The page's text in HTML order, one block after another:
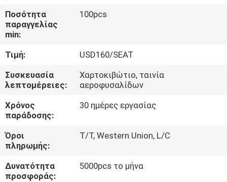
ΓΎΡΟΣ
ΕΡΓΟΣΤΑΣΊΩΝ
ΠΟΙΟΤΙΚΌΣ
ΈΛΕΓΧΟΣ
ΜΑΣ
ΕΛΆΤΕ
ΣΕ
ΕΠΑΦΉ
Ποσότητα
παραγγελίας
min:
100pcs
Τιμή:
USD160/SEAT
Συσκευασία
λεπτομέρειες:
Χαρτοκιβώτιο, ταινία
αεροφυσαλίδων
Χρόνος
παράδοσης:
30 ημέρες εργασίας
Όροι
πληρωμής:
T/T, Western Union, L/C
Δυνατότητα
προσφοράς:
5000pcs το μήνα